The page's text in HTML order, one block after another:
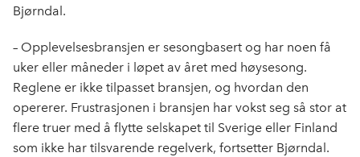
Bjørndal.
– Opplevelsesbransjen er sesongbasert og har noen få
uker eller måneder i løpet av året med høysesong.
Reglene er ikke tilpasset bransjen, og hvordan den
opererer. Frustrasjonen i bransjen har vokst seg så stor at
flere truer med å flytte selskapet til Sverige eller Finland
som ikke har tilsvarende regelverk, fortsetter Bjørndal.